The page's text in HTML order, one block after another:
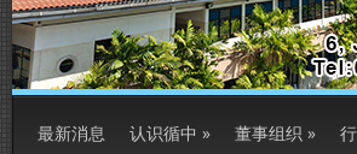
最新消息 认识循中 » 董事组织 »